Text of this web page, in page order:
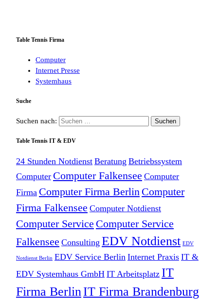
Table Tennis Firma
Computer
Internet Presse
Systemhaus
Suche
Suchen nach:
Table Tennis IT & EDV
24 Stunden Notdienst Beratung Betriebssystem
Computer Computer Falkensee Computer
Firma Computer Firma Berlin Computer
Firma Falkensee Computer Notdienst
Computer Service Computer Service
Falkensee Consulting EDV Notdienst EDV
Notdienst Berlin EDV Service Berlin Internet Praxis IT &
EDV Systemhaus GmbH IT Arbeitsplatz IT
Firma BerlinIT Firma Brandenburg